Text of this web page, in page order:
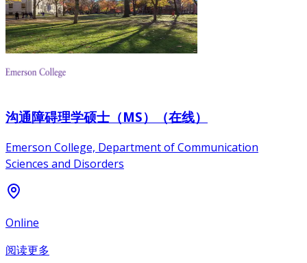
沟通障碍理学硕士（MS）（在线）
Emerson College, Department of Communication
Sciences and Disorders
Online
阅读更多